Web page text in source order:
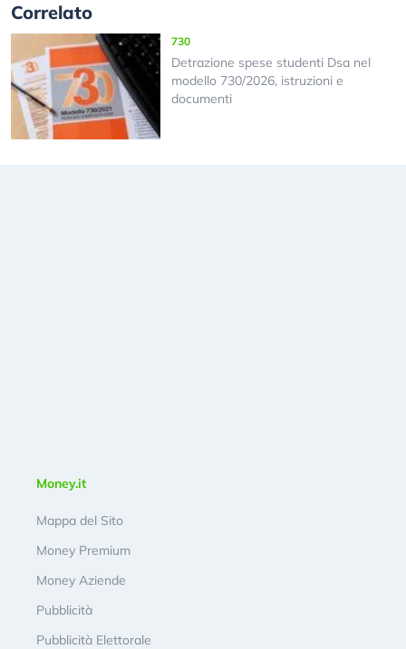
Correlato
730
Detrazione spese studenti Dsa nel
modello 730/2026, istruzioni e
documenti
Money.it
Mappa del Sito
Money Premium
Money Aziende
Pubblicità
Pubblicità Elettorale